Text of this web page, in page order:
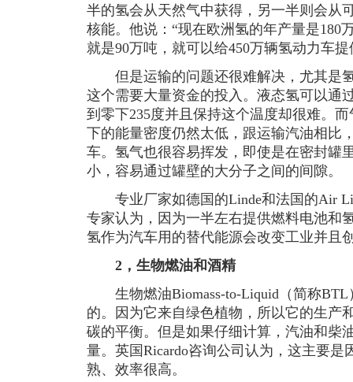
半的氢会从天然气中获得，另一半则会从
核能。他说：“现在欧洲氢的年产量是180
就是90万吨，就可以给450万辆氢动力车
但是运输的问题还很难解决，尤其是
这个需要大量资金的投入。液态氢可以通
到零下235度并且保持这个温度却很难。
下的能量密度仍然太低，跟运输汽油相比
车。氢气也很容易挥发，即使是在密封罐
小，容易通过罐壁的大分子之间的间隙。
专业厂家如德国的Linde和法国的Air
专家认为，因为一半左右提供燃料电池和
氢作为汽车用的替代能源会改变工业并且
2，生物燃油和酒精
生物燃油Biomass-to-Liquid（简称BTL
的。因为它来自绿色植物，所以它的生产
碳的平衡。但是如果仔细计算，汽油和柴
量。英国Ricardo咨询公司认为，这主要
熟、效率很高。